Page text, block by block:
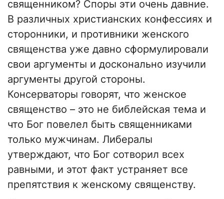
священником? Споры эти очень давние.
В различных христианских конфессиях и
сторонники, и противники женского
священства уже давно сформулировали
свои аргументы и досконально изучили
аргументы другой стороны.
Консерваторы говорят, что женское
священство – это не библейская тема и
что Бог повелел быть священниками
только мужчинам. Либералы
утверждают, что Бог сотворил всех
равными, и этот факт устраняет все
препятствия к женскому священству.